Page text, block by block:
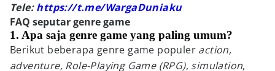
Tele:https://t.me/WargaDuniaku
FAQ seputar genre game
1. Apa saja genre game yang paling umum?
Berikut beberapa genre game populer action,
adventure, Role-Playing Game (RPG), simulation,